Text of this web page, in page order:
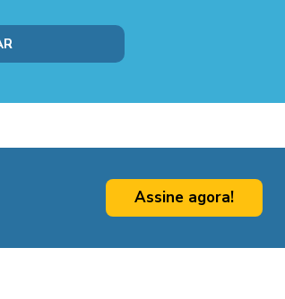
Assine agora!